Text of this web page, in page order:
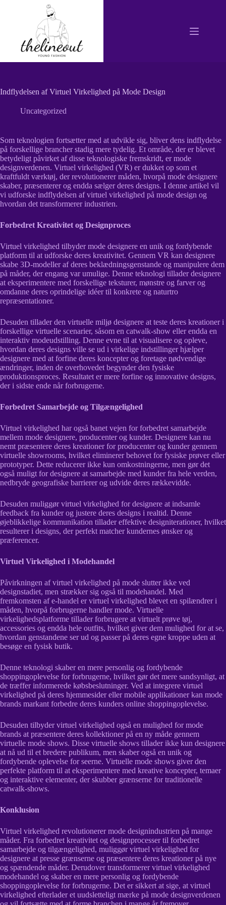
Indflydelsen af Virtuel Virkelighed på Mode Design
Uncategorized
Som teknologien fortsætter med at udvikle sig, bliver dens indflydelse
på forskellige brancher stadig mere tydelig. Et område, der er blevet
betydeligt påvirket af disse teknologiske fremskridt, er mode
designverdenen. Virtuel virkelighed (VR) er dukket op som et
kraftfuldt værktøj, der revolutionerer måden, hvorpå mode designere
skaber, præsenterer og endda sælger deres designs. I denne artikel vil
vi udforske indflydelsen af virtuel virkelighed på mode design og
hvordan det transformerer industrien.
Forbedret Kreativitet og Designproces
Virtuel virkelighed tilbyder mode designere en unik og fordybende
platform til at udforske deres kreativitet. Gennem VR kan designere
skabe 3D-modeller af deres beklædningsgenstande og manipulere dem
på måder, der engang var umulige. Denne teknologi tillader designere
at eksperimentere med forskellige teksturer, mønstre og farver og
omdanne deres oprindelige idéer til konkrete og naturtro
repræsentationer.
Desuden tillader den virtuelle miljø designere at teste deres kreationer i
forskellige virtuelle scenarier, såsom en catwalk-show eller endda en
interaktiv modeudstilling. Denne evne til at visualisere og opleve,
hvordan deres designs ville se ud i virkelige indstillinger hjælper
designere med at forfine deres koncepter og foretage nødvendige
ændringer, inden de overhovedet begynder den fysiske
produktionsproces. Resultatet er mere forfine og innovative designs,
der i sidste ende når forbrugerne.
Forbedret Samarbejde og Tilgængelighed
Virtuel virkelighed har også banet vejen for forbedret samarbejde
mellem mode designere, producenter og kunder. Designere kan nu
nemt præsentere deres kreationer for producenter og kunder gennem
virtuelle showrooms, hvilket eliminerer behovet for fysiske prøver eller
prototyper. Dette reducerer ikke kun omkostningerne, men gør det
også muligt for designere at samarbejde med kunder fra hele verden,
nedbryde geografiske barrierer og udvide deres rækkevidde.
Desuden muliggør virtuel virkelighed for designere at indsamle
feedback fra kunder og justere deres designs i realtid. Denne
øjeblikkelige kommunikation tillader effektive designiterationer, hvilket
resulterer i designs, der perfekt matcher kundernes ønsker og
præferencer.
Virtuel Virkelighed i Modehandel
Påvirkningen af virtuel virkelighed på mode slutter ikke ved
designstadiet, men strækker sig også til modehandel. Med
fremkomsten af e-handel er virtuel virkelighed blevet en spilændrer i
måden, hvorpå forbrugerne handler mode. Virtuelle
virkelighedsplatforme tillader forbrugere at virtuelt prøve tøj,
accessories og endda hele outfits, hvilket giver dem mulighed for at se,
hvordan genstandene ser ud og passer på deres egne kroppe uden at
besøge en fysisk butik.
Denne teknologi skaber en mere personlig og fordybende
shoppingoplevelse for forbrugerne, hvilket gør det mere sandsynligt, at
de træffer informerede købsbeslutninger. Ved at integrere virtuel
virkelighed på deres hjemmesider eller mobile applikationer kan mode
brands markant forbedre deres kunders online shoppingoplevelse.
Desuden tilbyder virtuel virkelighed også en mulighed for mode
brands at præsentere deres kollektioner på en ny måde gennem
virtuelle mode shows. Disse virtuelle shows tillader ikke kun designere
at nå ud til et bredere publikum, men skaber også en unik og
fordybende oplevelse for seerne. Virtuelle mode shows giver den
perfekte platform til at eksperimentere med kreative koncepter, temaer
og interaktive elementer, der skubber grænserne for traditionelle
catwalk-shows.
Konklusion
Virtuel virkelighed revolutionerer mode designindustrien på mange
måder. Fra forbedret kreativitet og designprocesser til forbedret
samarbejde og tilgængelighed, muliggør virtuel virkelighed for
designere at presse grænserne og præsentere deres kreationer på nye
og spændende måder. Derudover transformerer virtuel virkelighed
modehandel og skaber en mere personlig og fordybende
shoppingoplevelse for forbrugerne. Det er sikkert at sige, at virtuel
virkelighed efterlader et uudsletteligt mærke på mode designverdenen